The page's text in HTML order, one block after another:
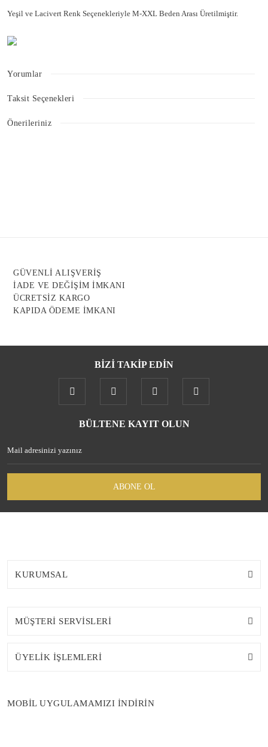
Yeşil ve Lacivert Renk Seçenekleriyle M-XXL Beden Arası Üretilmiştir.
Yorumlar
Taksit Seçenekleri
Önerileriniz
Bu ürüne benzer farklı alternatifler olmalı.
Gönder
GÜVENLİ ALIŞVERİŞ
İADE VE DEĞİŞİM İMKANI
ÜCRETSİZ KARGO
KAPIDA ÖDEME İMKANI
BİZİ TAKİP EDİN
BÜLTENE KAYIT OLUN
ABONE OL
KURUMSAL
MÜŞTERİ SERVİSLERİ
ÜYELİK İŞLEMLERİ
MOBİL UYGULAMAMIZI İNDİRİN